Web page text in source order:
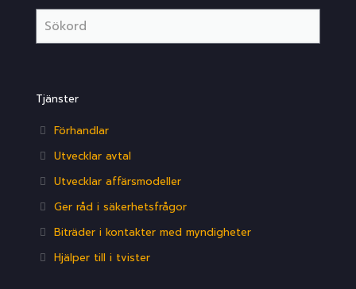
Tjänster
Förhandlar
Utvecklar avtal
Utvecklar affärsmodeller
Ger råd i säkerhetsfrågor
Biträder i kontakter med myndigheter
Hjälper till i tvister